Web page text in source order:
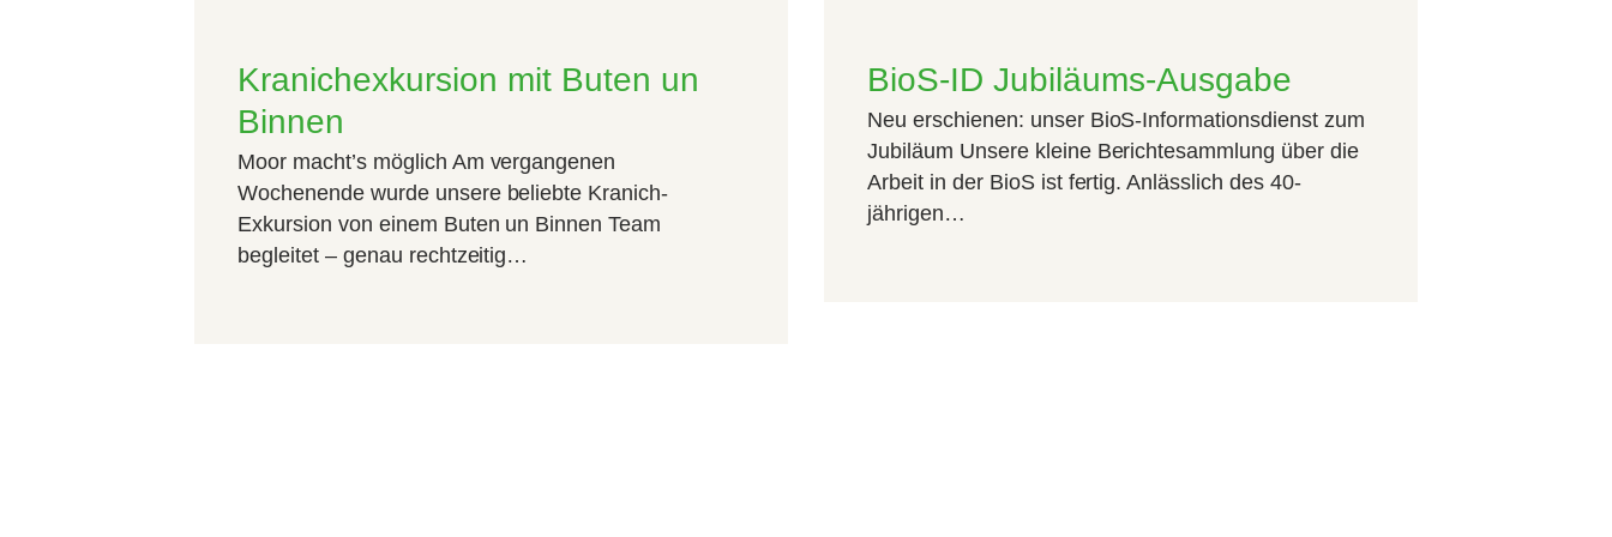
Kranichexkursion mit Buten un
Binnen
Moor macht’s möglich Am vergangenen
Wochenende wurde unsere beliebte Kranich-
Exkursion von einem Buten un Binnen Team
begleitet – genau rechtzeitig…
BioS-ID Jubiläums-Ausgabe
Neu erschienen: unser BioS-Informationsdienst zum
Jubiläum Unsere kleine Berichtesammlung über die
Arbeit in der BioS ist fertig. Anlässlich des 40-
jährigen…